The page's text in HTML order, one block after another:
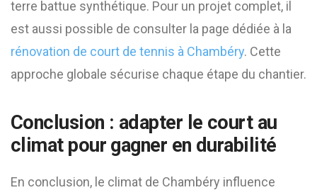
terre battue synthétique. Pour un projet complet, il
est aussi possible de consulter la page dédiée à la
rénovation de court de tennis à Chambéry. Cette
approche globale sécurise chaque étape du chantier.
Conclusion : adapter le court au
climat pour gagner en durabilité
En conclusion, le climat de Chambéry influence